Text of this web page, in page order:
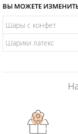
ВЫ МОЖЕТЕ
Шары с конфетти
Шарики латекс